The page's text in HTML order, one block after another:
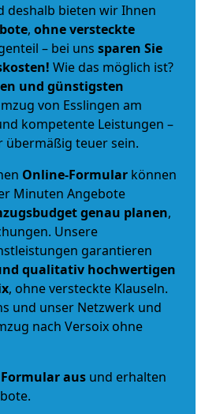
deshalb bieten wir Ihnen
, ohne versteckte
– bei uns sparen Sie
Wie das möglich ist?
und günstigsten
von Esslingen am
kompetente Leistungen –
übermäßig teuer sein.
Online-Formular können
Minuten Angebote
genau planen,
Unsere
garantieren
qualitativ hochwertigen
, ohne versteckte Klauseln.
und unser Netzwerk und
nach Versoix ohne
aus und erhalten